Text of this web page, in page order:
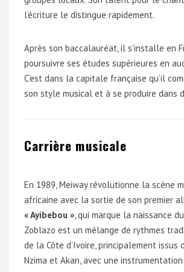
l’écriture le distingue rapidement.
Après son baccalauréat, il s’installe en
poursuivre ses études supérieures en
C’est dans la capitale française qu’il
son style musical et à se produire dans
Carrière musicale
En 1989, Meiway révolutionne la scène
africaine avec la sortie de son premier
« Ayibebou », qui marque la naissance
Zoblazo est un mélange de rythmes
de la Côte d’Ivoire, principalement issus
Nzima et Akan, avec une